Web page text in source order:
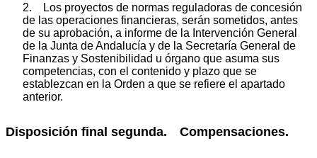
2. Los proyectos de normas reguladoras de concesión
de las operaciones financieras, serán sometidos, antes
de su aprobación, a informe de la Intervención General
de la Junta de Andalucía y de la Secretaría General de
Finanzas y Sostenibilidad u órgano que asuma sus
competencias, con el contenido y plazo que se
establezcan en la Orden a que se refiere el apartado
anterior.
Disposición final segunda. Compensaciones.